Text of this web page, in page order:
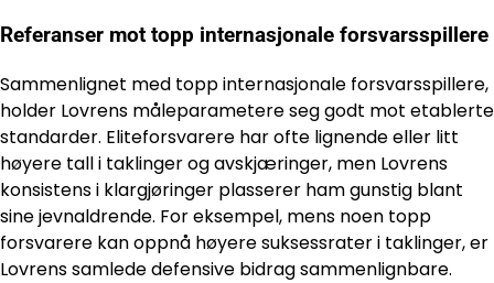
Referanser mot topp internasjonale forsvarsspillere
Sammenlignet med topp internasjonale forsvarsspillere,
holder Lovrens måleparametere seg godt mot etablerte
standarder. Eliteforsvarere har ofte lignende eller litt
høyere tall i taklinger og avskjæringer, men Lovrens
konsistens i klargjøringer plasserer ham gunstig blant
sine jevnaldrende. For eksempel, mens noen topp
forsvarere kan oppnå høyere suksessrater i taklinger, er
Lovrens samlede defensive bidrag sammenlignbare.